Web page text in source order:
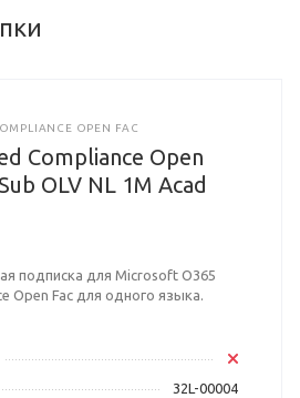
OPEN FAC
Compliance Open
OLV NL 1M Acad
подписка для Microsoft O365
Open Fac для одного языка.
32L-00004